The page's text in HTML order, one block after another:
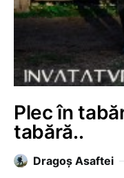
Plec în
tabără..
Dragoş Asaftei